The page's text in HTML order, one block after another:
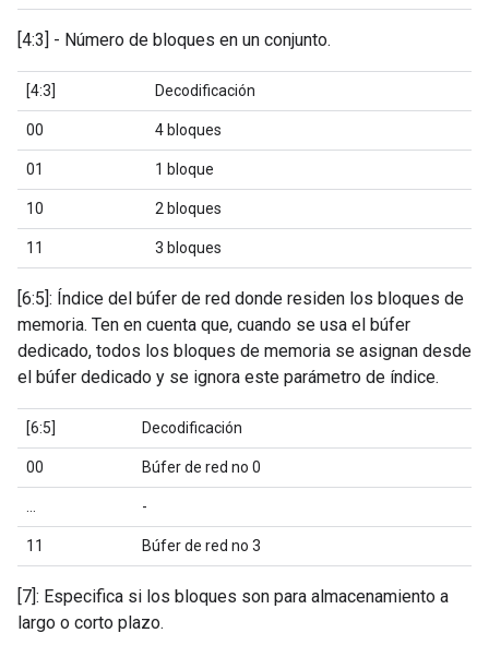
[4:3] - Número de bloques en un conjunto.
[4:3] Decodificación
00 4 bloques
01 1 bloque
10 2 bloques
11 3 bloques
[6:5]: Índice del búfer de red donde residen los bloques de
memoria. Ten en cuenta que, cuando se usa el búfer
dedicado, todos los bloques de memoria se asignan desde
el búfer dedicado y se ignora este parámetro de índice.
[6:5] Decodificación
00 Búfer de red no 0
-
11 Búfer de red no 3
[7]: Especifica si los bloques son para almacenamiento a
largo o corto plazo.